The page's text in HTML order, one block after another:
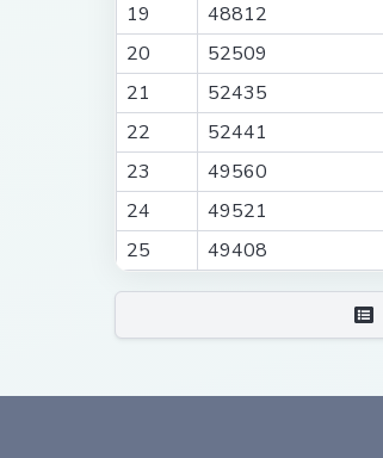
19
48812
20
52509
21
52435
22
52441
23
49560
24
49521
25
49408